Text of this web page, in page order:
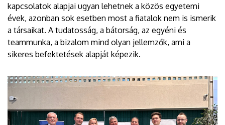
kapcsolatok alapjai ugyan lehetnek a közös egyetemi
évek, azonban sok esetben most a fiatalok nem is ismerik
a társaikat. A tudatosság, a bátorság, az egyéni és
teammunka, a bizalom mind olyan jellemzők, ami a
sikeres befektetések alapját képezik.